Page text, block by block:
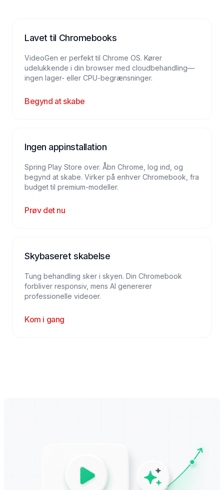
Lavet til Chromebooks
VideoGen er perfekt til Chrome OS. Kører
udelukkende i din browser med cloudbehandling—
ingen lager- eller CPU-begrænsninger.
Begynd at skabe
Ingen appinstallation
Spring Play Store over. Åbn Chrome, log ind, og
begynd at skabe. Virker på enhver Chromebook, fra
budget til premium-modeller.
Prøv det nu
Skybaseret skabelse
Tung behandling sker i skyen. Din Chromebook
forbliver responsiv, mens AI genererer
professionelle videoer.
Kom i gang